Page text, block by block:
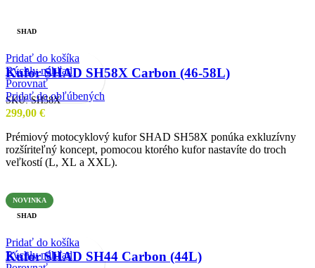
SHAD
Pridať do košíka
Rýchly náhľad
Porovnať
Pridať do obľúbených
Kufor SHAD SH58X Carbon (46-58L)
SKU:SH58X
299,00 €
Prémiový motocyklový kufor SHAD SH58X ponúka exkluzívny
rozšíriteľný koncept, pomocou ktorého kufor nastavíte do troch
veľkostí (L, XL a XXL).
NOVINKA
SHAD
Pridať do košíka
Rýchly náhľad
Kufor SHAD SH44 Carbon (44L)